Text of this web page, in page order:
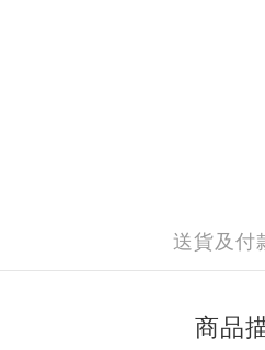
送貨及付
商品